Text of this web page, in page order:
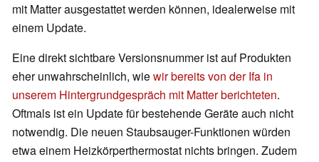
mit Matter ausgestattet werden können, idealerweise mit
einem Update.
Eine direkt sichtbare Versionsnummer ist auf Produkten
eher unwahrscheinlich, wiewir bereits von der Ifa in
unserem Hintergrundgespräch mit Matter berichteten.
Oftmals ist ein Update für bestehende Geräte auch nicht
notwendig. Die neuen Staubsauger-Funktionen würden
etwa einem Heizkörperthermostat nichts bringen. Zudem